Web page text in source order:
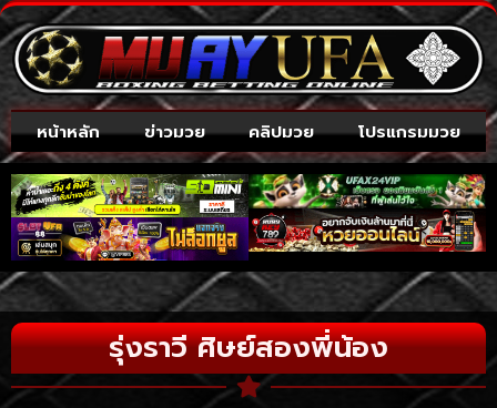
หน้าหลัก ข่าวมวย คลิปมวย โปรแกรมมวย
รุ่งราวี ศิษย์สองพี่น้อง